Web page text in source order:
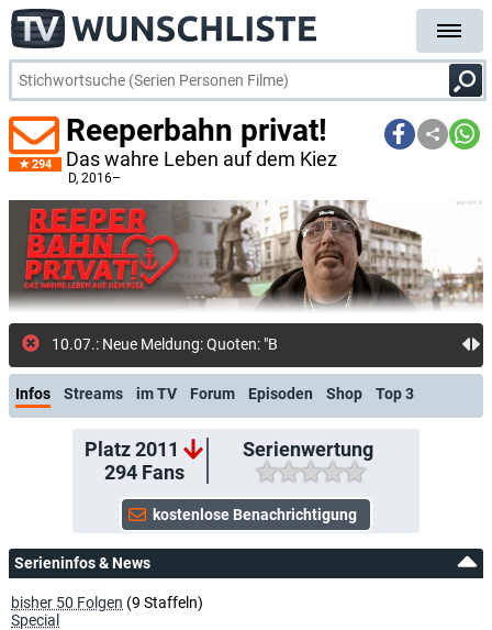
294
Reeperbahn privat!
Das wahre Leben auf dem Kiez
D, 2016–
10.07.: Neue Meldung: Quoten: "Bachelors"-Finale g
Infos Streams im TV Forum Episoden Shop Top 3
Platz 2011
294Fans
Serienwertung
Serieninfos & News
bisher 50 Folgen (9 Staffeln)
Special